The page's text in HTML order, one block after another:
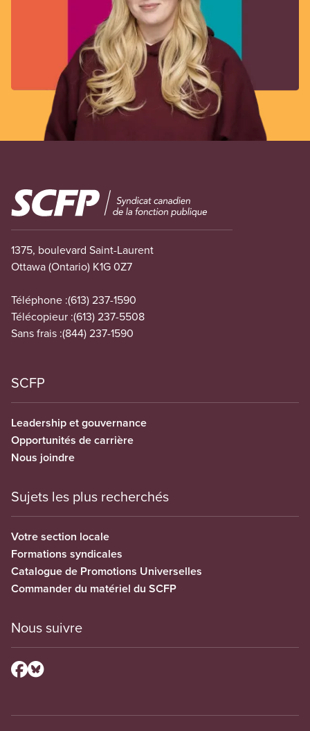
Image
1375, boulevard Saint-Laurent
Ottawa (Ontario) K1G 0Z7
Téléphone :(613) 237-1590
Télécopieur :(613) 237-5508
Sans frais :(844) 237-1590
SCFP
Leadership et gouvernance
Opportunités de carrière
Nous joindre
Sujets les plus recherchés
Votre section locale
Formations syndicales
Catalogue de Promotions Universelles
Commander du matériel du SCFP
Nous suivre